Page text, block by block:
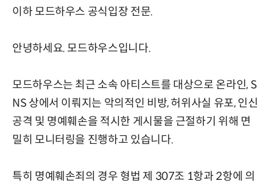
이하 모드하우스 공식입장 전문.
안녕하세요. 모드하우스입니다.
모드하우스는 최근 소속 아티스트를 대상으로 온라인, S
NS 상에서 이뤄지는 악의적인 비방, 허위사실 유포, 인신
공격 및 명예훼손을 적시한 게시물을 근절하기 위해 면
밀히 모니터링을 진행하고 있습니다.
특히 명예훼손죄의 경우 형법 제 307조 1항과 2항에 의